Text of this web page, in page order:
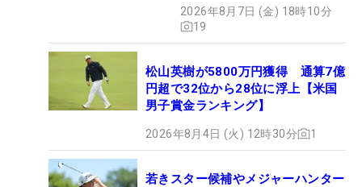
2026年8月7日 (金) 18時10分
19
松山英樹が5800万円獲得 通算7億
円超で32位から28位に浮上【米国
男子賞金ランキング】
2026年8月4日 (火) 12時30分 1
若きスター候補やメジャーハンター